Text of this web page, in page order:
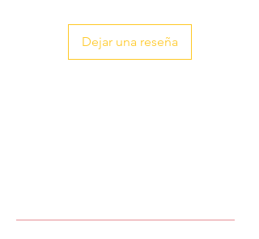
Dejar una reseña